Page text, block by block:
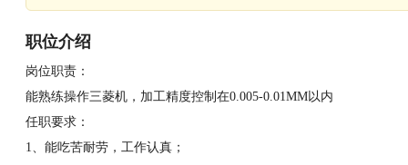
职位介绍
岗位职责：
能熟练操作三菱机，加工精度控制在0.005-0.01MM以内
任职要求：
1、能吃苦耐劳，工作认真；